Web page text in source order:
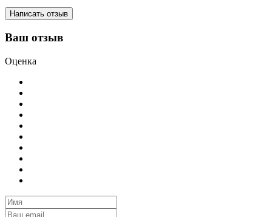
Написать отзыв
Ваш отзыв
Оценка